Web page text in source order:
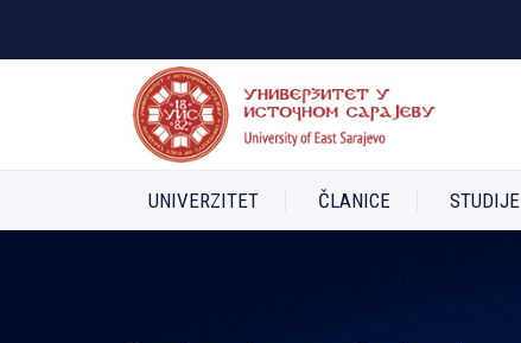
UNIVERZITET ČLANICE STUDIJE